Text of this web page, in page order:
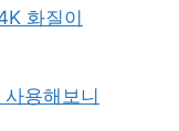
화질이
용해보니